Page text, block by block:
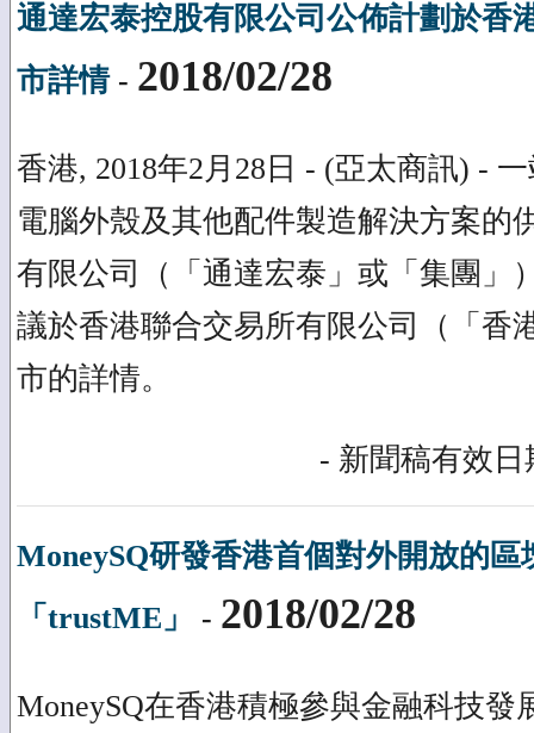
通達宏泰控股有限公司公佈計劃於香
市詳情- 2018/02/28
香港, 2018年2月28日 - (亞太商訊) -
電腦外殼及其他配件製造解決方案的
有限公司（「通達宏泰」或「集團」
議於香港聯合交易所有限公司（「香
市的詳情。
- 新聞稿有效日
MoneySQ研發香港首個對外開放的區
「trustME」
- 2018/02/28
MoneySQ在香港積極參與金融科技發